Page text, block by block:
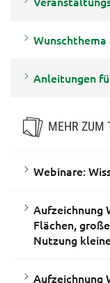
Anleitungen
MEHR ZUM
Webinare:
Aufzeichnung
Flächen,
Nutzung
Aufzeichnung